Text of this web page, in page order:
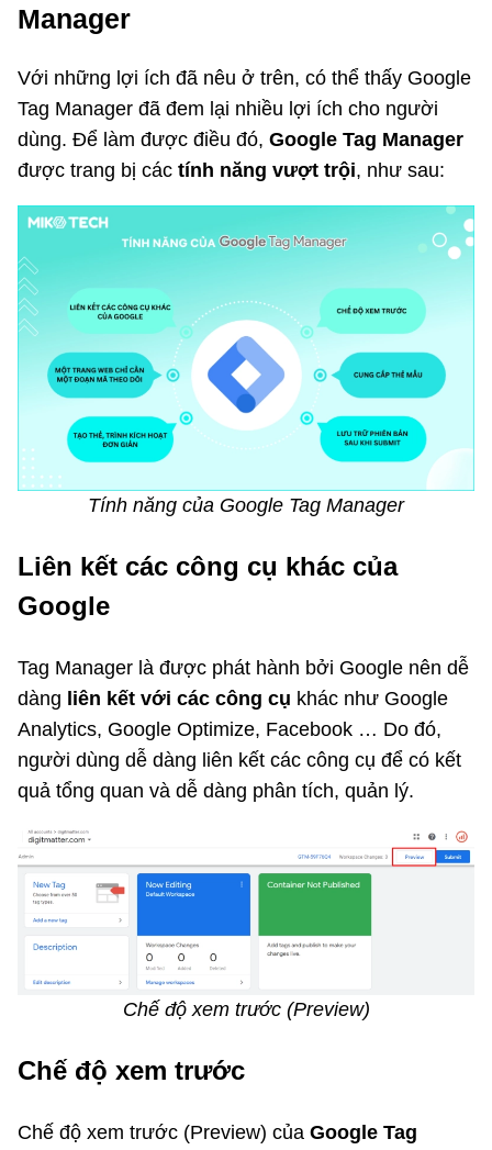
Manager
Với những lợi ích đã nêu ở trên, có thể thấy Google
Tag Manager đã đem lại nhiều lợi ích cho người
dùng. Để làm được điều đó, Google Tag Manager
được trang bị các tính năng vượt trội, như sau:
Tính năng của Google Tag Manager
Liên kết các công cụ khác của
Google
Tag Manager là được phát hành bởi Google nên dễ
dàng liên kết với các công cụ khác như Google
Analytics, Google Optimize, Facebook … Do đó,
người dùng dễ dàng liên kết các công cụ để có kết
quả tổng quan và dễ dàng phân tích, quản lý.
Chế độ xem trước (Preview)
Chế độ xem trước
Chế độ xem trước (Preview) của Google Tag